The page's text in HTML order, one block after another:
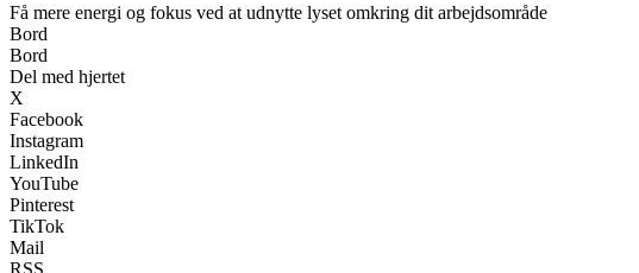
Få mere energi og fokus ved at udnytte lyset omkring dit arbejdsområde
Bord
Bord
Del med hjertet
X
Facebook
Instagram
LinkedIn
YouTube
Pinterest
TikTok
Mail
RSS